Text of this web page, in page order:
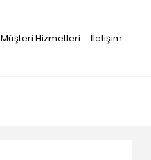
Müşteri Hizmetleri İletişim